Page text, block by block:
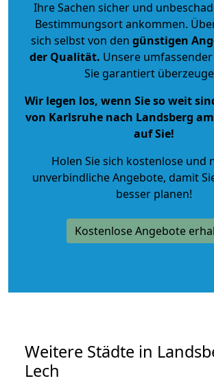
Ihre Sachen sicher und
Bestimmungsort ankommen.
sich selbst von den günstigen
der Qualität. Unsere
Sie garantiert
Wir legen los, wenn Sie so weit
von Karlsruhe nach Landsberg
auf Sie!
Holen Sie sich kostenlose und
unverbindliche Angebote, damit
besser planen!
Kostenlose Angebote
Weitere Städte in
Lech